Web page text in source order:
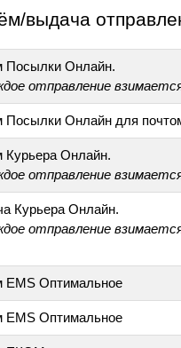
выдача
Посылки Онлайн.
отправление
Посылки Онлайн для
Курьера Онлайн.
отправление
Курьера Онлайн.
отправление
EMS Оптимальное
EMS Оптимальное